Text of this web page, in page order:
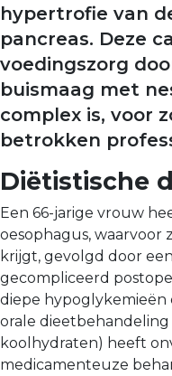
hypertrofie van
pancreas. Deze
voedingszorg
buismaag met
complex is, voor
betrokken
Diëtistische
Een 66-jarige vrouw
oesophagus, waarvoor
krijgt, gevolgd door
gecompliceerd
diepe hypoglykemieën
orale
koolhydraten) heeft
medicamenteuze